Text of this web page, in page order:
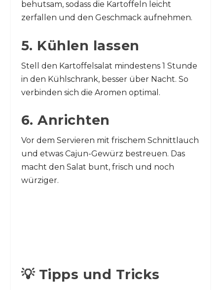
behutsam, sodass die Kartoffeln leicht
zerfallen und den Geschmack aufnehmen.
5. Kühlen lassen
Stell den Kartoffelsalat mindestens 1 Stunde
in den Kühlschrank, besser über Nacht. So
verbinden sich die Aromen optimal.
6. Anrichten
Vor dem Servieren mit frischem Schnittlauch
und etwas Cajun-Gewürz bestreuen. Das
macht den Salat bunt, frisch und noch
würziger.
💡 Tipps und Tricks